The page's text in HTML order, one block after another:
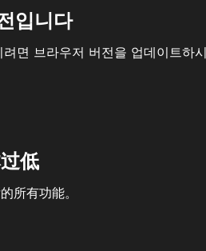
입니다
면 브라우저 버전을 업데이트하
低
所有功能。